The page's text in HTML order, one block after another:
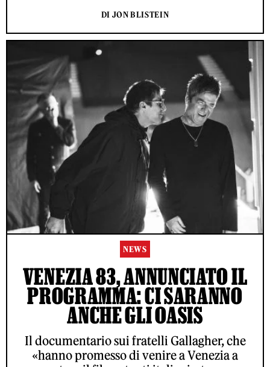
DI JON BLISTEIN
NEWS
VENEZIA 83, ANNUNCIATO IL
PROGRAMMA: CI SARANNO
ANCHE GLI OASIS
Il documentario sui fratelli Gallagher, che
«hanno promesso di venire a Venezia a